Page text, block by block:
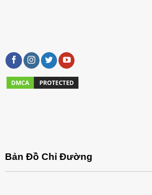
Bản Đồ Chỉ Đường